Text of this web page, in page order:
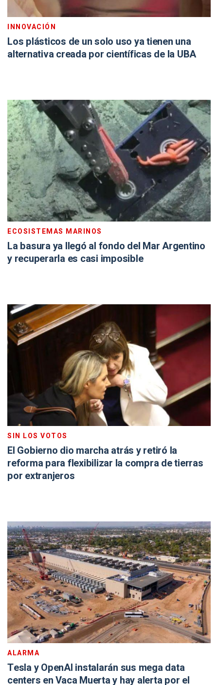
INNOVACIÓN
Los plásticos de un solo uso ya tienen una
alternativa creada por científicas de la UBA
ECOSISTEMAS MARINOS
La basura ya llegó al fondo del Mar Argentino
y recuperarla es casi imposible
SIN LOS VOTOS
El Gobierno dio marcha atrás y retiró la
reforma para flexibilizar la compra de tierras
por extranjeros
ALARMA
Tesla y OpenAI instalarán sus mega data
centers en Vaca Muerta y hay alerta por el